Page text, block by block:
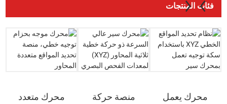
فئات المنتجات
محرك يعمل
منصة حركة
محرك متعدد